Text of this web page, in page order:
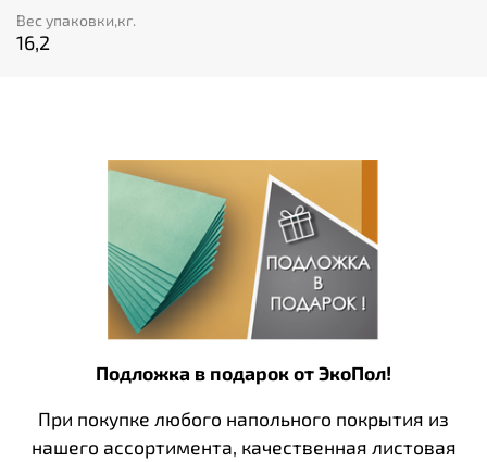
Вес упаковки,кг.
16,2
Подложка в подарок от ЭкоПол!
При покупке любого напольного покрытия из
нашего ассортимента, качественная листовая